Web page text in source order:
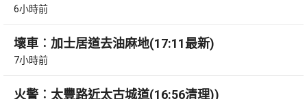
6小時前
壞車︰加士居道去油麻地(17:11最新)
7小時前
火警︰太豐路近太古城道(16:56清理))